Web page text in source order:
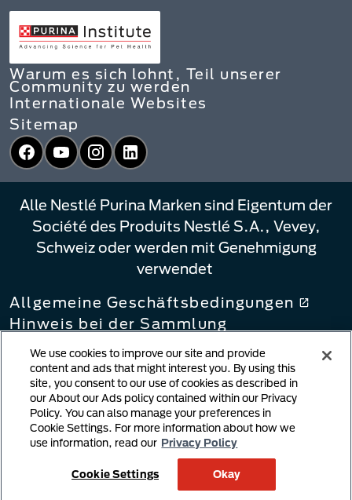
Warum es sich lohnt, Teil unserer
Community zu werden
Internationale Websites
Sitemap
Facebook
YouTubeInstagram
LinkedIn
Alle Nestlé Purina Marken sind Eigentum der
Société des Produits Nestlé S.A., Vevey,
Schweiz oder werden mit Genehmigung
verwendet
Allgemeine Geschäftsbedingungen
Hinweis bei der Sammlung
Datenschutzbestimmungen
Ihre Datenschutzoptionen
Verlinkungsbestimmungen
Meldung von
Urheberrechtsverletzungen
Nutzergenerierte Inhalte
Lieferkettengesetz
We use cookies to improve our site and provide
content and ads that might interest you. By using this
site, you consent to our use of cookies as described in
our About our Ads policy contained within our Privacy
Policy. You can also manage your preferences in
Cookie Settings. For more information about how we
use information, read our Privacy Policy
Cookie Settings Okay